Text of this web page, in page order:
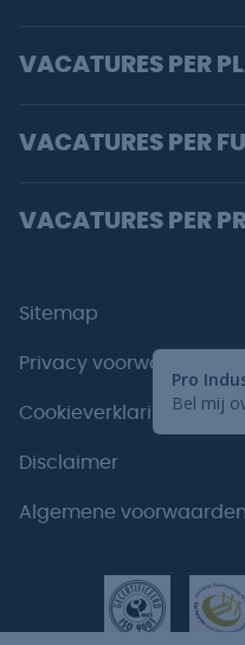
VACATURES PER
VACATURES PER
VACATURES PER
Sitemap
Privacy voorwaarden
Cookieverklaring
Disclaimer
Algemene voorwaarden